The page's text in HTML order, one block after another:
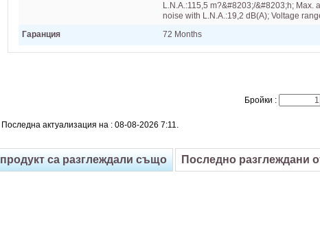
L.N.A.:115,5 m?&​#8203;/&​#8203;h; Max.
noise with L.N.A.:19,2 dB(A); Voltage
Гаранция
72 Months
Бройки :
Последна актуализация на : 08-08-2026 7:11.
са разглеждали също Последно разглеждани